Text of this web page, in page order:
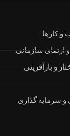
کارها
ارتقای سازمانی
و بازآفرینی
و سرمایه گذاری